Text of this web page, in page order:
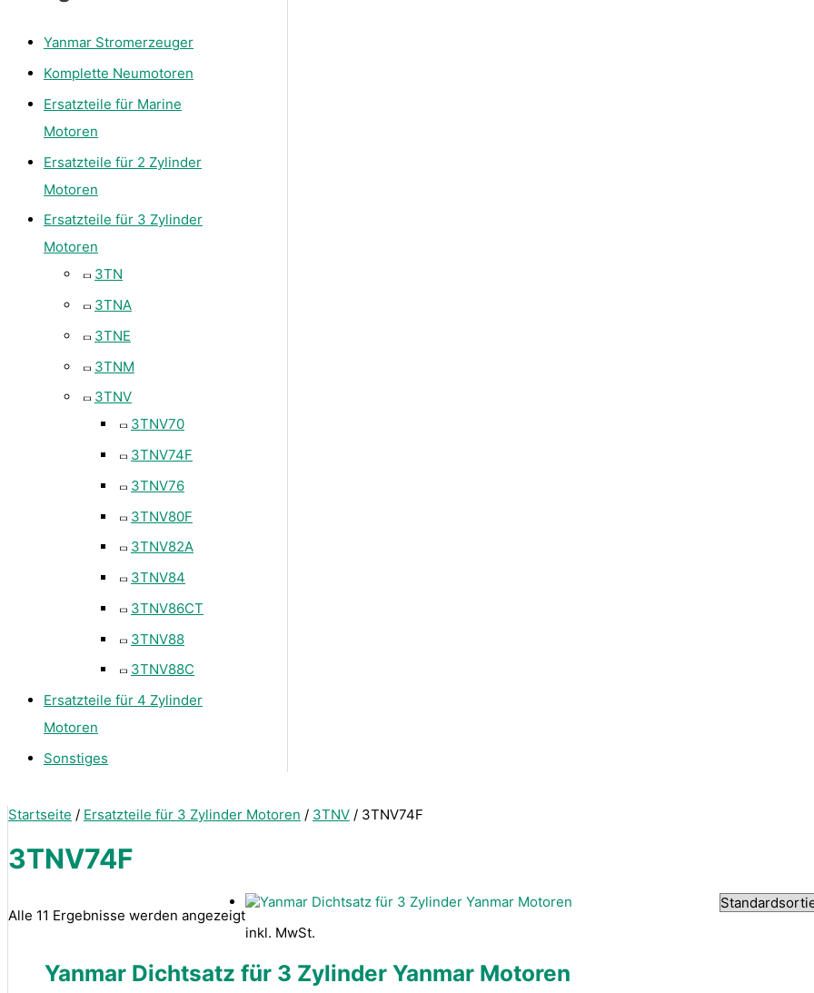
Yanmar Stromerzeuger
Komplette Neumotoren
Ersatzteile für Marine
Motoren
Ersatzteile für 2 Zylinder
Motoren
Ersatzteile für 3 Zylinder
Motoren
3TN
3TNA
3TNE
3TNM
3TNV
3TNV70
3TNV74F
3TNV76
3TNV80F
3TNV82A
3TNV84
3TNV86CT
3TNV88
3TNV88C
Ersatzteile für 4 Zylinder
Motoren
Sonstiges
Startseite / Ersatzteile für 3 Zylinder Motoren / 3TNV / 3TNV74F
3TNV74F
Alle 11 Ergebnisse werden angezeigt
inkl. MwSt.
Yanmar Dichtsatz für 3 Zylinder Yanmar Motoren